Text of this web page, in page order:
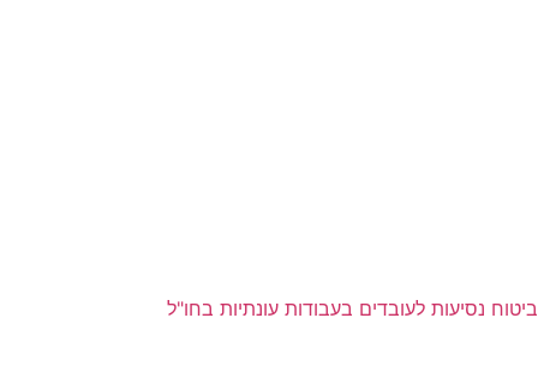
ביטוח נסיעות לעובדים בעבודות עונתיות בחו"ל